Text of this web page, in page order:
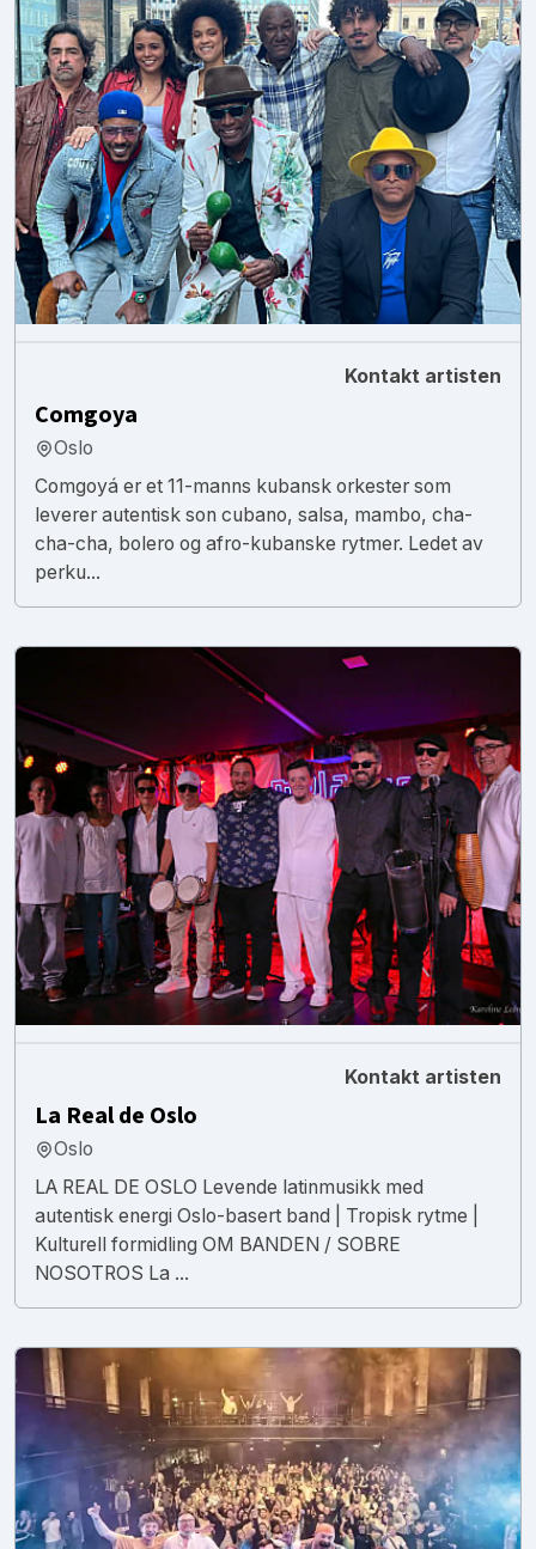
Kontakt artisten
Comgoya
Oslo
Comgoyá er et 11-manns kubansk orkester som
leverer autentisk son cubano, salsa, mambo, cha-
cha-cha, bolero og afro-kubanske rytmer. Ledet av
perku...
Kontakt artisten
La Real de Oslo
Oslo
LA REAL DE OSLO Levende latinmusikk med
autentisk energi Oslo-basert band | Tropisk rytme |
Kulturell formidling OM BANDEN / SOBRE
NOSOTROS La ...